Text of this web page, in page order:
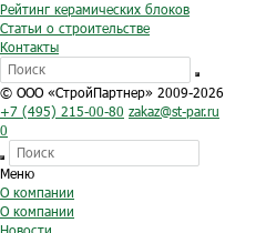
Рейтинг керамических блоков
Статьи о строительстве
Контакты
© ООО «СтройПартнер» 2009-2026
+7 (495) 215-00-80 zakaz@st-par.ru
0
Меню
О компании
О компании
Новости